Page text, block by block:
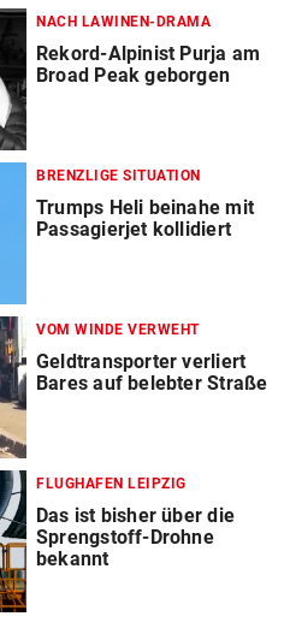
NACH LAWINEN-DRAMA
Rekord-Alpinist Purja am
Broad Peak geborgen
BRENZLIGE SITUATION
Trumps Heli beinahe mit
Passagierjet kollidiert
VOM WINDE VERWEHT
Geldtransporter verliert
Bares auf belebter Straße
FLUGHAFEN LEIPZIG
Das ist bisher über die
Sprengstoff-Drohne
bekannt